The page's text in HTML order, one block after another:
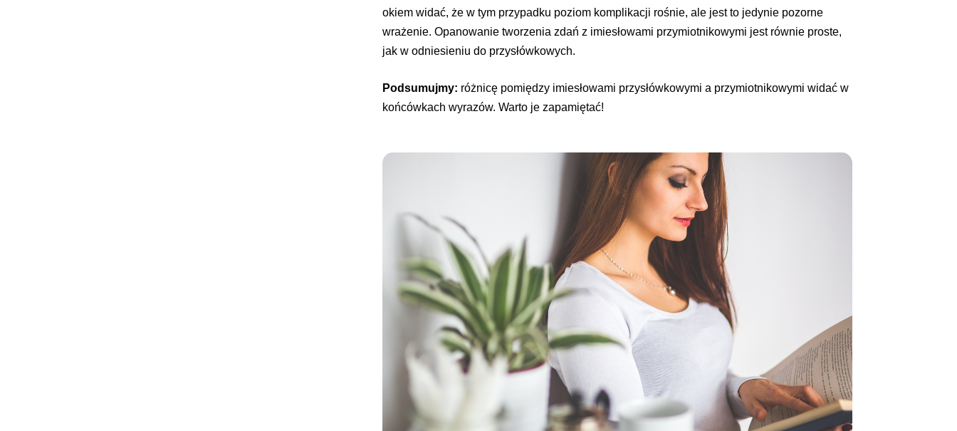
okiem widać, że w tym przypadku poziom komplikacji rośnie, ale jest to jedynie pozorne
wrażenie. Opanowanie tworzenia zdań z imiesłowami przymiotnikowymi jest równie proste,
jak w odniesieniu do przysłówkowych.
Podsumujmy: różnicę pomiędzy imiesłowami przysłówkowymi a przymiotnikowymi widać w
końcówkach wyrazów. Warto je zapamiętać!